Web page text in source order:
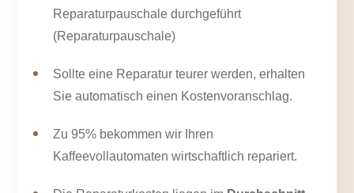
Reparaturpauschale durchgeführt
(Reparaturpauschale)
Sollte eine Reparatur teurer werden, erhalten
Sie automatisch einen Kostenvoranschlag.
Zu 95% bekommen wir Ihren
Kaffeevollautomaten wirtschaftlich repariert.